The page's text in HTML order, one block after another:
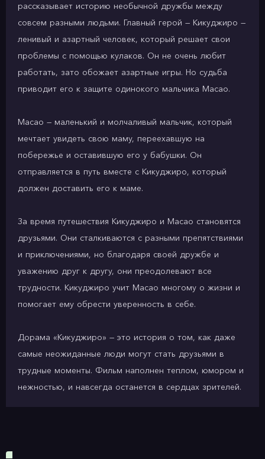
рассказывает историю необычной дружбы между
совсем разными людьми. Главный герой — Кикуджиро —
ленивый и азартный человек, который решает свои
проблемы с помощью кулаков. Он не очень любит
работать, зато обожает азартные игры. Но судьба
приводит его к защите одинокого мальчика Масао.
Масао — маленький и молчаливый мальчик, который
мечтает увидеть свою маму, переехавшую на
побережье и оставившую его у бабушки. Он
отправляется в путь вместе с Кикуджиро, который
должен доставить его к маме.
За время путешествия Кикуджиро и Масао становятся
друзьями. Они сталкиваются с разными препятствиями
и приключениями, но благодаря своей дружбе и
уважению друг к другу, они преодолевают все
трудности. Кикуджиро учит Масао многому о жизни и
помогает ему обрести уверенность в себе.
Дорама «Кикуджиро» — это история о том, как даже
самые неожиданные люди могут стать друзьями в
трудные моменты. Фильм наполнен теплом, юмором и
нежностью, и навсегда останется в сердцах зрителей.